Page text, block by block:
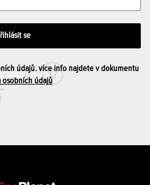
údajů. více info najdete v dokumentu
osobních údajů